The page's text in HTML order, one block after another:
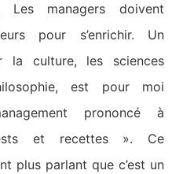
Les managers doivent
pour s’enrichir. Un
la culture, les sciences
est pour moi
prononcé à
et recettes ». Ce
plus parlant que c’est un